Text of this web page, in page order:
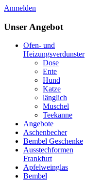
Anmelden
Unser Angebot
Ofen- und
Heizungsverdunster
Dose
Ente
Hund
Katze
länglich
Muschel
Teekanne
Angebote
Aschenbecher
Bembel Geschenke
Ausstechformen
Frankfurt
Apfelweinglas
Bembel